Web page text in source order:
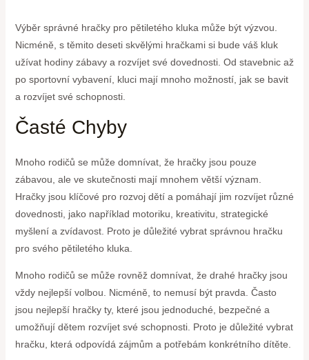
Výběr správné hračky pro pětiletého kluka může být výzvou.
Nicméně, s těmito deseti skvělými hračkami si bude váš kluk
užívat hodiny zábavy a rozvíjet své dovednosti. Od stavebnic až
po sportovní vybavení, kluci mají mnoho možností, jak se bavit
a rozvíjet své schopnosti.
Časté Chyby
Mnoho rodičů se může domnívat, že hračky jsou pouze
zábavou, ale ve skutečnosti mají mnohem větší význam.
Hračky jsou klíčové pro rozvoj dětí a pomáhají jim rozvíjet různé
dovednosti, jako například motoriku, kreativitu, strategické
myšlení a zvídavost. Proto je důležité vybrat správnou hračku
pro svého pětiletého kluka.
Mnoho rodičů se může rovněž domnívat, že drahé hračky jsou
vždy nejlepší volbou. Nicméně, to nemusí být pravda. Často
jsou nejlepší hračky ty, které jsou jednoduché, bezpečné a
umožňují dětem rozvíjet své schopnosti. Proto je důležité vybrat
hračku, která odpovídá zájmům a potřebám konkrétního dítěte.